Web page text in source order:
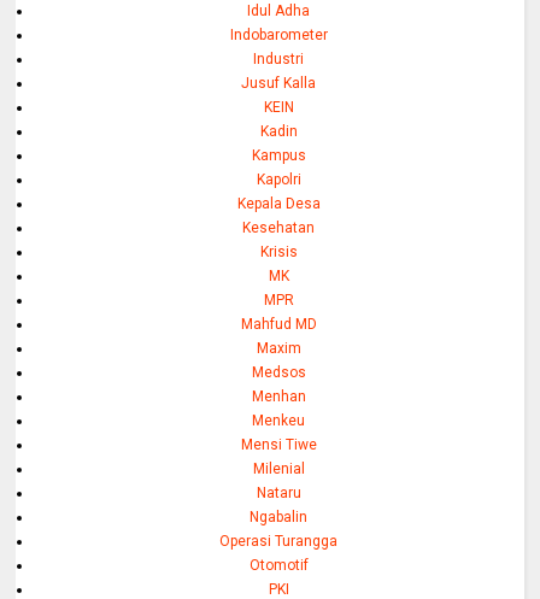
Idul Adha
Indobarometer
Industri
Jusuf Kalla
KEIN
Kadin
Kampus
Kapolri
Kepala Desa
Kesehatan
Krisis
MK
MPR
Mahfud MD
Maxim
Medsos
Menhan
Menkeu
Mensi Tiwe
Milenial
Nataru
Ngabalin
Operasi Turangga
Otomotif
PKI